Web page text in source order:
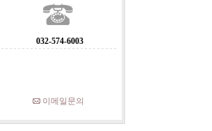
032-574-6003
이메일문의